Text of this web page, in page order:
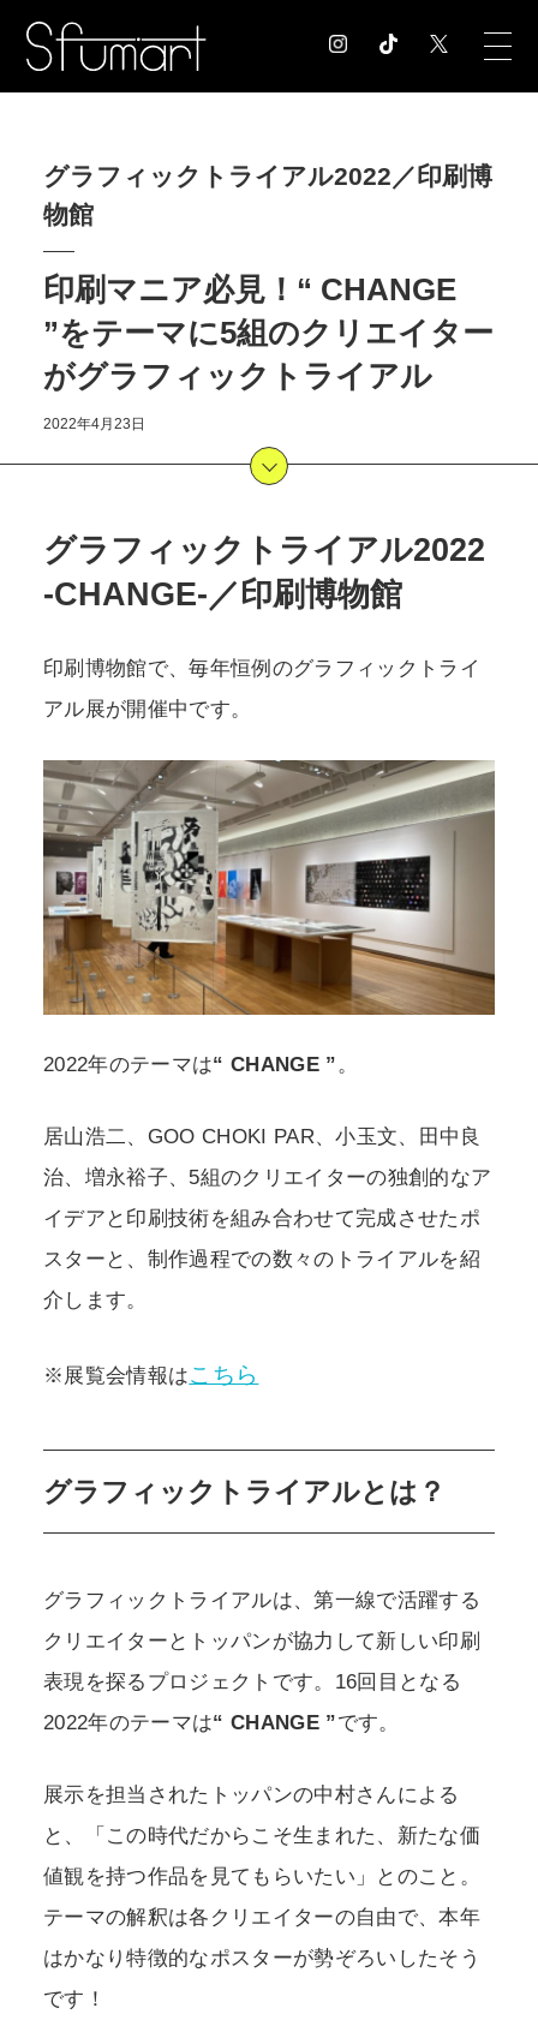
COLUMN コラム記事
MUSEUM
NEWS お知らせ
CONTACT
グラフィックトライアル2022／印刷博
物館
印刷マニア必見！“ CHANGE
”をテーマに5組のクリエイター
がグラフィックトライアル
2022年4月23日
グラフィックトライアル2022
-CHANGE-／印刷博物館
印刷博物館で、毎年恒例のグラフィックトライ
アル展が開催中です。
2022年のテーマは“ CHANGE ”。
居山浩二、GOO CHOKI PAR、小玉文、田中良
治、増永裕子、5組のクリエイターの独創的なア
イデアと印刷技術を組み合わせて完成させたポ
スターと、制作過程での数々のトライアルを紹
介します。
※展覧会情報はこちら
グラフィックトライアルとは？
グラフィックトライアルは、第一線で活躍する
クリエイターとトッパンが協力して新しい印刷
表現を探るプロジェクトです。16回目となる
2022年のテーマは“ CHANGE ”です。
展示を担当されたトッパンの中村さんによる
と、「この時代だからこそ生まれた、新たな価
値観を持つ作品を見てもらいたい」とのこと。
テーマの解釈は各クリエイターの自由で、本年
はかなり特徴的なポスターが勢ぞろいしたそう
です！